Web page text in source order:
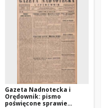
Gazeta Nadnotecka i
Orędownik: pismo
poświęcone sprawie